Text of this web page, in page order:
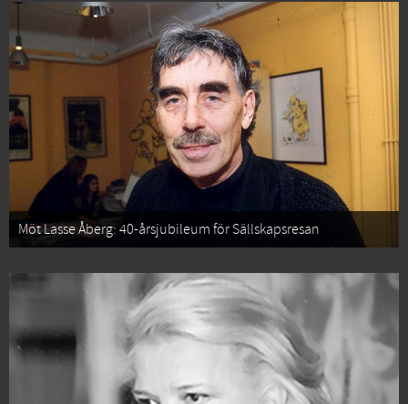
Möt Lasse Åberg: 40-årsjubileum för Sällskapsresan